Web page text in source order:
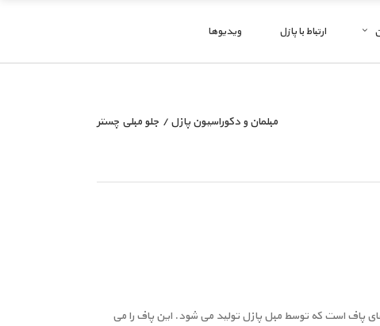
ارتباط با پازل ویدیوها
مبلمان و دکوراسیون پازل/ جلو مبلی چستر
پاف است که توسط مبل پازل تولید می شود. این پاف را می